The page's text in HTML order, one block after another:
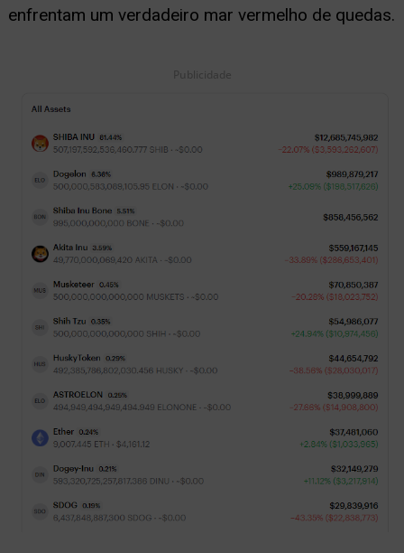
enfrentam um verdadeiro mar vermelho de quedas.
Publicidade